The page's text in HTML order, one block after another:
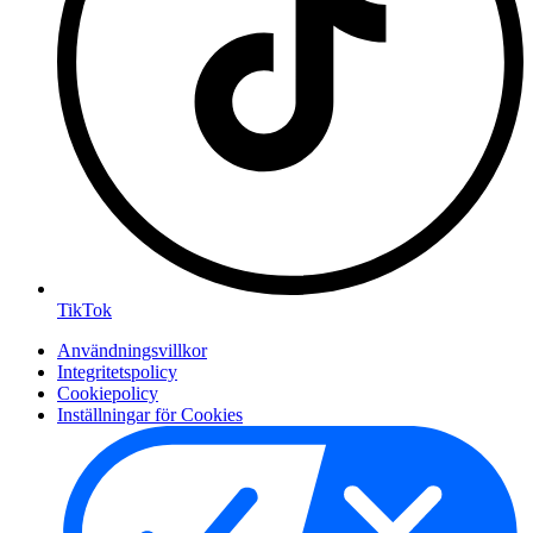
TikTok
Användningsvillkor
Integritetspolicy
Cookiepolicy
Inställningar för Cookies